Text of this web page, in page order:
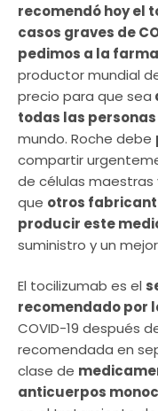
recomendó hoy el
casos graves de
pedimos a la
productor mundial
precio para que sea
todas las personas
mundo. Roche debe
compartir
de células
que otros
producir este
suministro y un
El tocilizumab es el
recomendado por
COVID-19 después
recomendada en
clase de
anticuerpos